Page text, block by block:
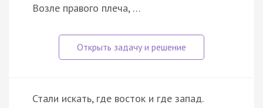
Возле правого плеча, …
Стали искать, где восток и где запад.